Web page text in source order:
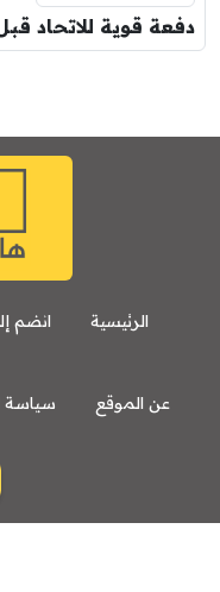
دفعة قوية للاتحاد
الرئيسية انضم
عن الموقع سياسة